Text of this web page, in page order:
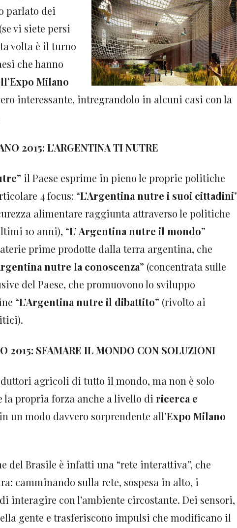
parlato dei
(se vi siete persi
volta è il turno
che hanno
Milano
interessante, intregrandolo in alcuni casi con la
2015: L’ARGENTINA TI NUTRE
il Paese esprime in pieno le proprie politiche
4 focus: “L’Argentina nutre i suoi cittadini
alimentare raggiunta attraverso le politiche
10 anni), “L’ Argentina nutre il mondo”
prime prodotte dalla terra argentina, che
nutre la conoscenza” (concentrata sulle
del Paese, che promuovono lo sviluppo
“L’Argentina nutre il dibattito” (rivolto ai
2015: SFAMARE IL MONDO CON SOLUZIONI
agricoli di tutto il mondo, ma non è solo
la propria forza anche a livello di ricerca e
un modo davvero sorprendente all’Expo Milano
del Brasile è infatti una “rete interattiva”, che
camminando sulla rete, sospesa in alto, i
interagire con l’ambiente circostante. Dei sensori,
gente e trasferiscono impulsi che modificano il